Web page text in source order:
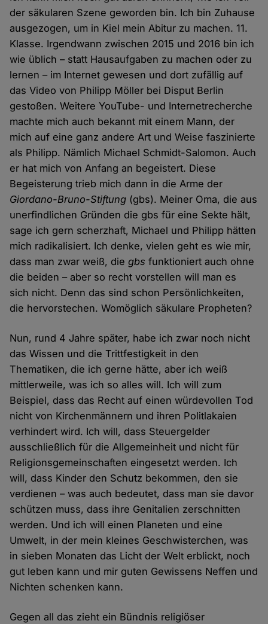
der säkularen Szene geworden bin. Ich bin Zuhause
ausgezogen, um in Kiel mein Abitur zu machen. 11.
Klasse. Irgendwann zwischen 2015 und 2016 bin ich
wie üblich – statt Hausaufgaben zu machen oder zu
lernen – im Internet gewesen und dort zufällig auf
das Video von Philipp Möller bei Disput Berlin
gestoßen. Weitere YouTube- und Internetrecherche
machte mich auch bekannt mit einem Mann, der
mich auf eine ganz andere Art und Weise faszinierte
als Philipp. Nämlich Michael Schmidt-Salomon. Auch
er hat mich von Anfang an begeistert. Diese
Begeisterung trieb mich dann in die Arme der
Giordano-Bruno-Stiftung (gbs). Meiner Oma, die aus
unerfindlichen Gründen die gbs für eine Sekte hält,
sage ich gern scherzhaft, Michael und Philipp hätten
mich radikalisiert. Ich denke, vielen geht es wie mir,
dass man zwar weiß, diegbs funktioniert auch ohne
die beiden – aber so recht vorstellen will man es
sich nicht. Denn das sind schon Persönlichkeiten,
die hervorstechen. Womöglich säkulare Propheten?
Nun, rund 4 Jahre später, habe ich zwar noch nicht
das Wissen und die Trittfestigkeit in den
Thematiken, die ich gerne hätte, aber ich weiß
mittlerweile, was ich so alles will. Ich will zum
Beispiel, dass das Recht auf einen würdevollen Tod
nicht von Kirchenmännern und ihren Politlakaien
verhindert wird. Ich will, dass Steuergelder
ausschließlich für die Allgemeinheit und nicht für
Religionsgemeinschaften eingesetzt werden. Ich
will, dass Kinder den Schutz bekommen, den sie
verdienen – was auch bedeutet, dass man sie davor
schützen muss, dass ihre Genitalien zerschnitten
werden. Und ich will einen Planeten und eine
Umwelt, in der mein kleines Geschwisterchen, was
in sieben Monaten das Licht der Welt erblickt, noch
gut leben kann und mir guten Gewissens Neffen und
Nichten schenken kann.
Gegen all das zieht ein Bündnis religiöser